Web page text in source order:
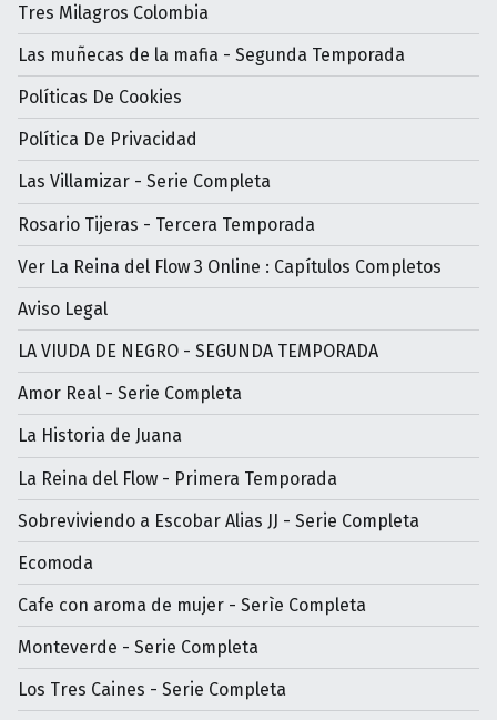
Tres Milagros Colombia
Las muñecas de la mafia - Segunda Temporada
Políticas De Cookies
Política De Privacidad
Las Villamizar - Serie Completa
Rosario Tijeras - Tercera Temporada
Ver La Reina del Flow 3 Online : Capítulos Completos
Aviso Legal
LA VIUDA DE NEGRO - SEGUNDA TEMPORADA
Amor Real - Serie Completa
La Historia de Juana
La Reina del Flow - Primera Temporada
Sobreviviendo a Escobar Alias JJ - Serie Completa
Ecomoda
Cafe con aroma de mujer - Serìe Completa
Monteverde - Serie Completa
Los Tres Caines - Serie Completa